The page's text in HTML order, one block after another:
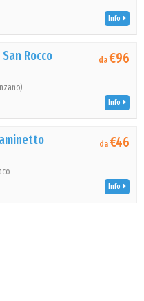
Info
Rocco da€96
Info
da€46
Info